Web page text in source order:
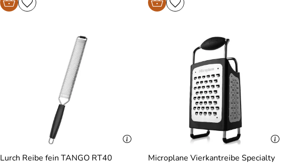
Lurch Reibe fein TANGO RT40 Microplane Vierkantreibe Specialty